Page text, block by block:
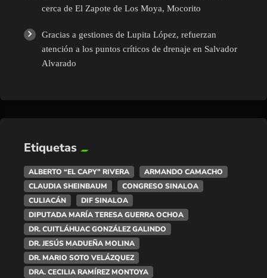
cerca de El Zapote de Los Moya, Mocorito
Gracias a gestiones de Lupita López, refuerzan
atención a los puntos críticos de drenaje en Salvador
Alvarado
Etiquetas
ALBERTO “EL CAPY” RIVERA
ARMANDO CAMACHO
CLAUDIA SHEINBAUM
CONGRESO SINALOA
CULIACÁN
DIF SINALOA
DIPUTADA MARÍA TERESA GUERRA OCHOA
DR. CUITLÁHUAC GONZÁLEZ GALINDO
DR. JESÚS MADUEÑA MOLINA
DR. MARIO SOTO VELÁZQUEZ
DRA. CECILIA RAMÍREZ MONTOYA